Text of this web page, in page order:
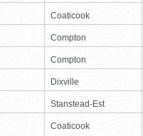
Coaticook
Compton
Compton
Dixville
Stanstead-Est
Coaticook